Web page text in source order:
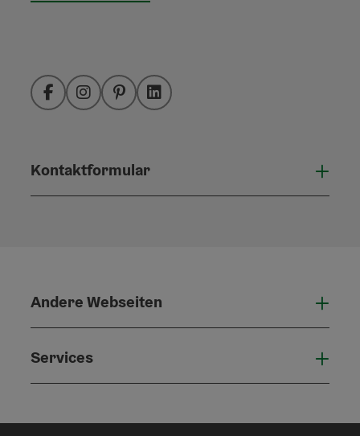
FacebookInstagramPinterestLinkedIn
Kontaktformular
Andere Webseiten
Services